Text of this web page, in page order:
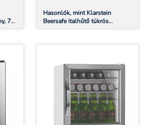
70
Hasonlók, mint Klarstein
Beersafe italhűtő tükrös
üvegajtóval | 44 x 48 cm | LED-